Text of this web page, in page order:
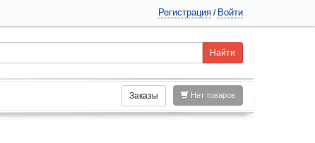
Регистрация / Войти
Нет товаров
Заказы